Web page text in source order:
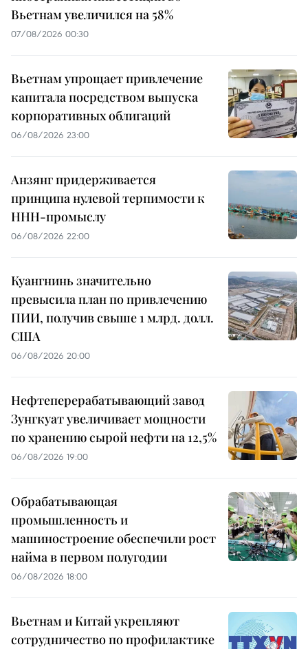
Вьетнам увеличился на 58%
07/08/2026 00:30
Вьетнам упрощает привлечение
капитала посредством выпуска
корпоративных облигаций
06/08/2026 23:00
Анзянг придерживается
принципа нулевой терпимости к
ННН-промыслу
06/08/2026 22:00
Куангнинь значительно
превысила план по привлечению
ПИИ, получив свыше 1 млрд. долл.
США
06/08/2026 20:00
Нефтеперерабатывающий завод
Зунгкуат увеличивает мощности
по хранению сырой нефти на 12,5%
06/08/2026 19:00
Обрабатывающая
промышленность и
машиностроение обеспечили рост
найма в первом полугодии
06/08/2026 18:00
Вьетнам и Китай укрепляют
сотрудничество по профилактике